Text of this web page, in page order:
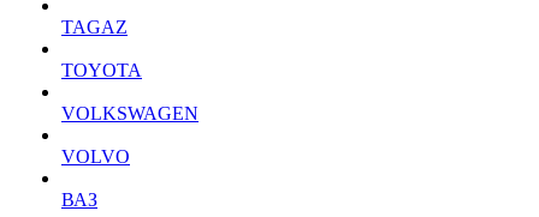
TAGAZ
TOYOTA
VOLKSWAGEN
VOLVO
ВАЗ